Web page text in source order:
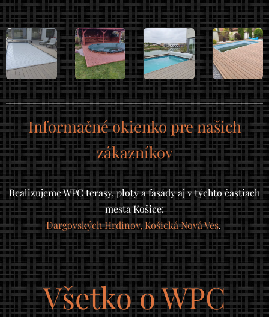
Informačné okienko pre našich
zákazníkov
Realizujeme WPC terasy, ploty a fasády aj v týchto častiach
mesta Košice:
Dargovských Hrdinov, Košická Nová Ves.
Všetko o WPC